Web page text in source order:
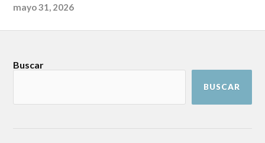
mayo 31, 2026
Buscar
BUSCAR